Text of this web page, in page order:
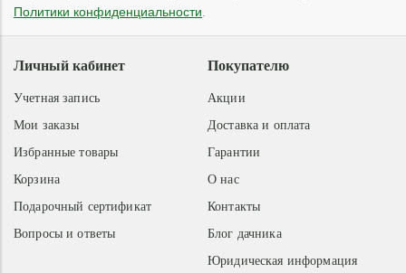
Политики конфиденциальности
Покупателю
Акции
Доставка и оплата
Гарантии
О нас
Контакты
Блог дачника
Юридическая информация
Личный кабинет
Учетная запись
Мои заказы
Избранные товары
Корзина
Подарочный сертификат
Вопросы и ответы